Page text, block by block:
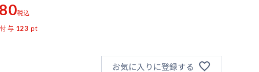
税込
与 123 pt
お気に入りに登録する